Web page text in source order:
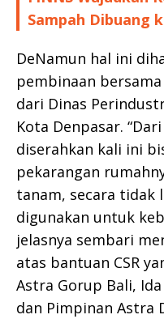
Sampah Dibuang
DeNamun hal ini
pembinaan
dari Dinas
Kota Denpasar.
diserahkan kali ini
pekarangan
tanam, secara tidak
digunakan untuk
jelasnya sembari
atas bantuan CSR
Astra Gorup Bali,
dan Pimpinan Astra